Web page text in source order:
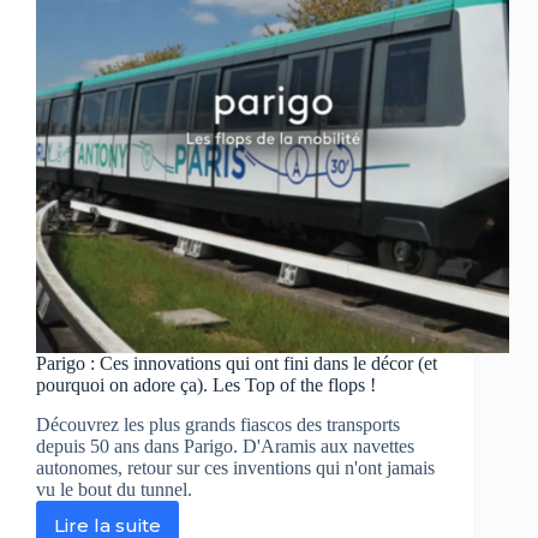
cache
derrière
vos
cheveux
!
dans
Grands
Reportages
sur
TF1
Parigo : Ces innovations qui ont fini dans le décor (et
pourquoi on adore ça). Les Top of the flops !
Découvrez les plus grands fiascos des transports
depuis 50 ans dans Parigo. D'Aramis aux navettes
autonomes, retour sur ces inventions qui n'ont jamais
vu le bout du tunnel.
Lire la suite